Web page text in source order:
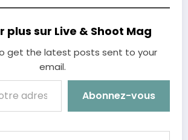
plus sur Live & Shoot Mag
get the latest posts sent to your
email.
Abonnez-vous